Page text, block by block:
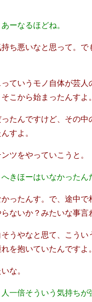
ーなるほどね。
ち悪いなと思って。で
ていうモノ自体が芸人
こから始まったんすよ。
たんですけど、その中
すよ。
ツをやっていこうと。
きほーはいなかったん
ったんす。で、途中で
ないか？みたいな事言
うやなと思て、こうい
を抱いていたんですよ。
な。
一倍そういう気持ちが